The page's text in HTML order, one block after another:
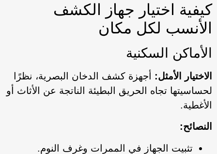
كيفية اختيار جهاز الكشف
الأنسب لكل مكان
الأماكن السكنية
الاختيار الأمثل: أجهزة كشف الدخان البصرية، نظرًا
لحساسيتها تجاه الحريق البطيئة الناتجة عن الأثاث أو
الأغطية.
النصائح:
تثبيت الجهاز في الممرات وغرف النوم.